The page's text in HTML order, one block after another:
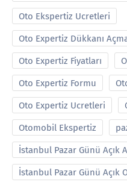
Oto Ekspertiz Ucretleri
Oto Expertiz Dükkanı
Oto Expertiz Fiyatları
Oto Expertiz Formu
Oto Expertiz Ucretleri
Otomobil Ekspertiz
İstanbul Pazar Günü Açık
İstanbul Pazar Günü Açık